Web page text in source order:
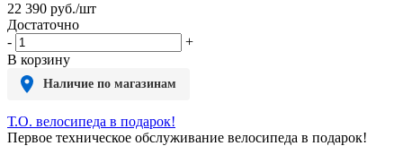
22 390 руб./шт
Достаточно
-
+
В корзину
Наличие по магазинам
Т.О. велосипеда в подарок!
Первое техническое обслуживание велосипеда в подарок!